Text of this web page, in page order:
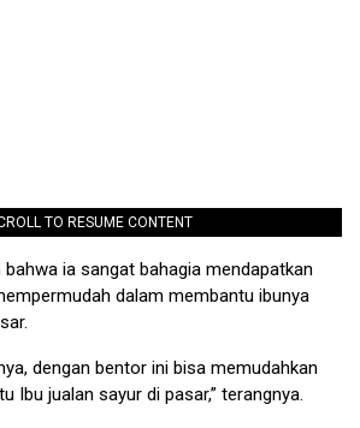
TO RESUME CONTENT
bahwa ia sangat bahagia mendapatkan
dalam membantu ibunya
dengan bentor ini bisa memudahkan
Ibu jualan sayur di pasar,” terangnya.